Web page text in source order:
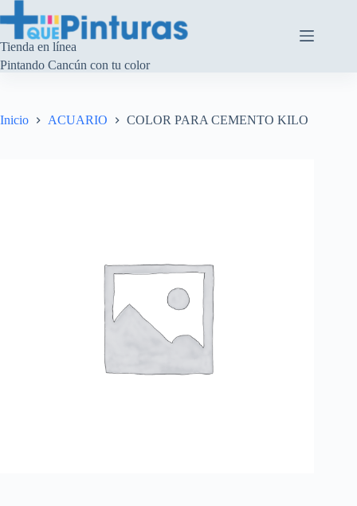
al
contenido
Tienda en línea
Pintando Cancún con tu color
Inicio ACUARIO COLOR PARA CEMENTO KILO